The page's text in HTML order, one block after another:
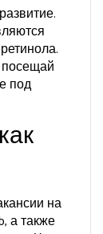
под
на
а также